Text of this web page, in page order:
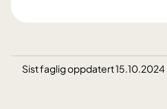
Sist faglig oppdatert 15.10.2024